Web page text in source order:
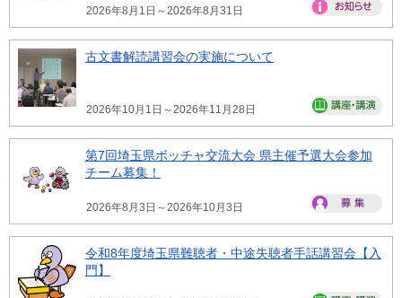
2026年8月1日～2026年8月31日
古文書解読講習会の実施について
2026年10月1日～2026年11月28日
第7回埼玉県ボッチャ交流大会 県主催予選大会参加
チーム募集！
2026年8月3日～2026年10月3日
令和8年度埼玉県難聴者・中途失聴者手話講習会【入
門】